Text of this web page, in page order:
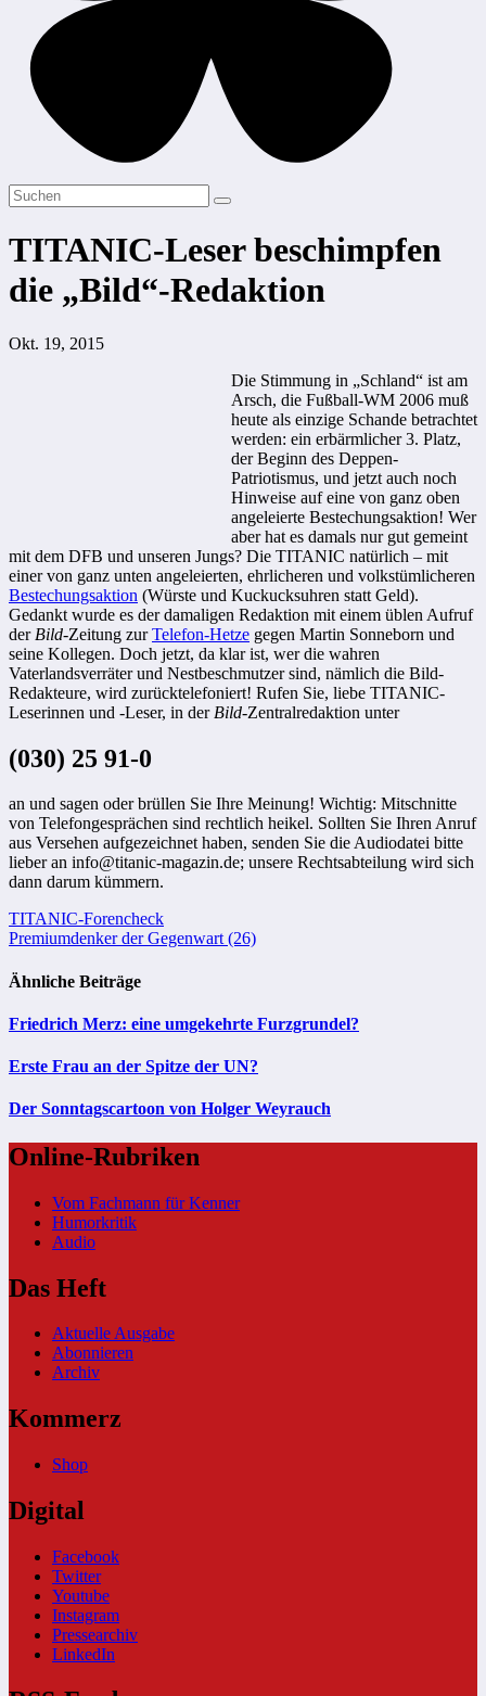
TITANIC-Leser beschimpfen
die „Bild“-Redaktion
Okt. 19, 2015
Die Stimmung in „Schland“ ist am
Arsch, die Fußball-WM 2006 muß
heute als einzige Schande betrachtet
werden: ein erbärmlicher 3. Platz,
der Beginn des Deppen-
Patriotismus, und jetzt auch noch
Hinweise auf eine von ganz oben
angeleierte Bestechungsaktion! Wer
aber hat es damals nur gut gemeint
mit dem DFB und unseren Jungs? Die TITANIC natürlich – mit
einer von ganz unten angeleierten, ehrlicheren und volkstümlicheren
Bestechungsaktion (Würste und Kuckucksuhren statt Geld).
Gedankt wurde es der damaligen Redaktion mit einem üblen Aufruf
der Bild-Zeitung zurTelefon-Hetze gegen Martin Sonneborn und
seine Kollegen. Doch jetzt, da klar ist, wer die wahren
Vaterlandsverräter und Nestbeschmutzer sind, nämlich die Bild-
Redakteure, wird zurücktelefoniert! Rufen Sie, liebe TITANIC-
Leserinnen und -Leser, in der Bild-Zentralredaktion unter
(030) 25 91-0
an und sagen oder brüllen Sie Ihre Meinung! Wichtig: Mitschnitte
von Telefongesprächen sind rechtlich heikel. Sollten Sie Ihren Anruf
aus Versehen aufgezeichnet haben, senden Sie die Audiodatei bitte
lieber an info@titanic-magazin.de; unsere Rechtsabteilung wird sich
dann darum kümmern.
Beitragsnavigation
TITANIC-Forencheck
Premiumdenker der Gegenwart (26)
Ähnliche Beiträge
Friedrich Merz: eine umgekehrte Furzgrundel?
Erste Frau an der Spitze der UN?
Der Sonntagscartoon von Holger Weyrauch
Online-Rubriken
Vom Fachmann für Kenner
Humorkritik
Audio
Das Heft
Aktuelle Ausgabe
Abonnieren
Archiv
Kommerz
Shop
Digital
Facebook
Twitter
Youtube
Instagram
Pressearchiv
LinkedIn